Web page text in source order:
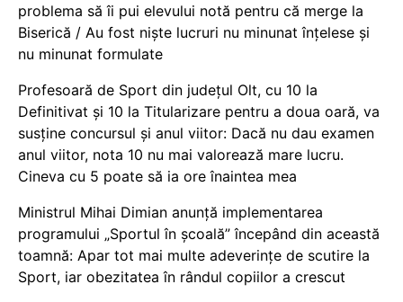
problema să îi pui elevului notă pentru că merge la
Biserică / Au fost niște lucruri nu minunat înțelese și
nu minunat formulate
Profesoară de Sport din județul Olt, cu 10 la
Definitivat și 10 la Titularizare pentru a doua oară, va
susține concursul și anul viitor: Dacă nu dau examen
anul viitor, nota 10 nu mai valorează mare lucru.
Cineva cu 5 poate să ia ore înaintea mea
Ministrul Mihai Dimian anunță implementarea
programului „Sportul în școală” începând din această
toamnă: Apar tot mai multe adeverințe de scutire la
Sport, iar obezitatea în rândul copiilor a crescut